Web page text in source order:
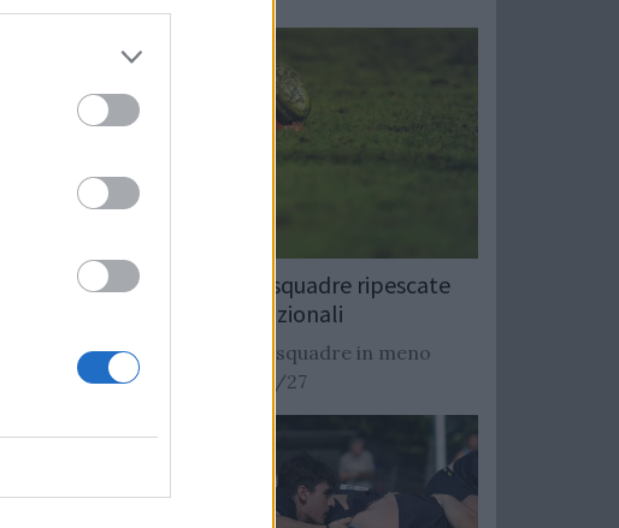
Rugby: Record di squadre ripescate
nei campionati nazionali
Si stimano oltre 20 squadre in meno
dalla stagione 2026/27